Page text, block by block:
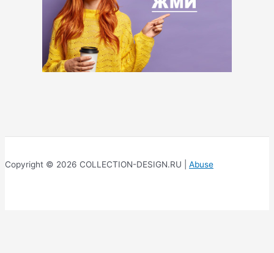
Copyright © 2026 COLLECTION-DESIGN.RU | Abuse